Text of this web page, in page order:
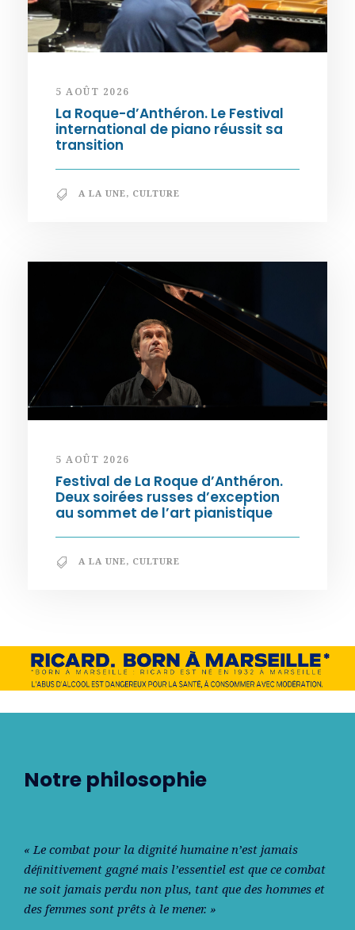
5 AOÛT 2026
La Roque-d’Anthéron. Le Festival
international de piano réussit sa
transition
A LA UNE, CULTURE
5 AOÛT 2026
Festival de La Roque d’Anthéron.
Deux soirées russes d’exception
au sommet de l’art pianistique
A LA UNE, CULTURE
Notre philosophie
« Le combat pour la dignité humaine n’est jamais
déﬁnitivement gagné mais l’essentiel est que ce combat
ne soit jamais perdu non plus, tant que des hommes et
des femmes sont prêts à le mener. »